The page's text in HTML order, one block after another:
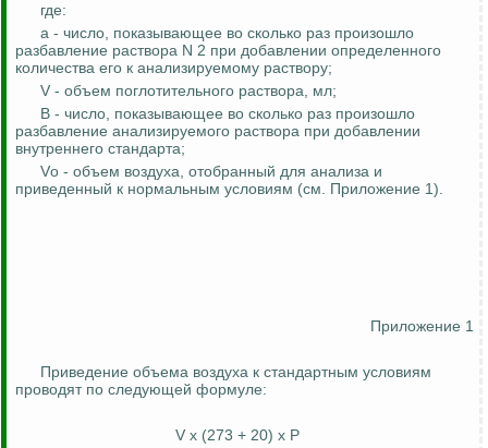
где:
а - число, показывающее во сколько раз произошло
разбавление раствора N 2 при добавлении определенного
количества его к анализируемому раствору;
V - объем поглотительного раствора, мл;
В - число, показывающее во сколько раз произошло
разбавление анализируемого раствора при добавлении
внутреннего стандарта;
Vо - объем воздуха, отобранный для анализа и
приведенный к нормальным условиям (см. Приложение 1).
Приложение 1
Приведение объема воздуха к стандартным условиям
проводят по следующей формуле:
V х (273 + 20) х P